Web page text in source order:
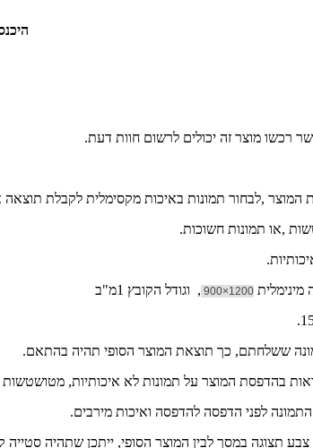
רכשו מוצר זה יכולים לרשום חוות דעת.
המוצר ,לבחור תמונות באיכות מקסימלית לקבלת תוצאה
,או תמונות חשוכות.
מינימלית 1200×900
, וגודל הקובץ 1מ"ב
ששלחתם, כך תוצאת המוצר הסופי תהיה בהתאם.
בהדפסת המוצר על תמונות לא איכותיות,
לפני הדפסה להדפסה ואיכות מירבים.
צבע תצוגה במסך לבין המוצר הסופי, ייתכן שתהיה סטייה